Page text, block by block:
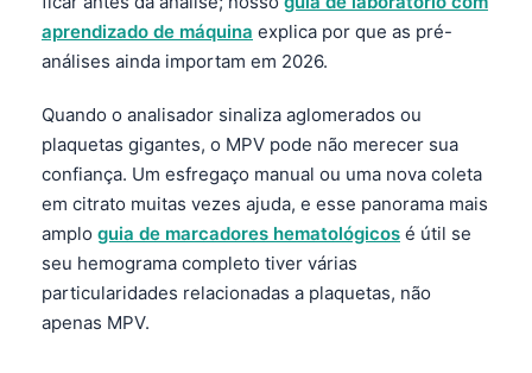
aprendizado de máquina explica por que as pré-
análises ainda importam em 2026.
Quando o analisador sinaliza aglomerados ou
plaquetas gigantes, o MPV pode não merecer sua
confiança. Um esfregaço manual ou uma nova coleta
em citrato muitas vezes ajuda, e esse panorama mais
amplo guia de marcadores hematológicos é útil se
seu hemograma completo tiver várias
particularidades relacionadas a plaquetas, não
apenas MPV.